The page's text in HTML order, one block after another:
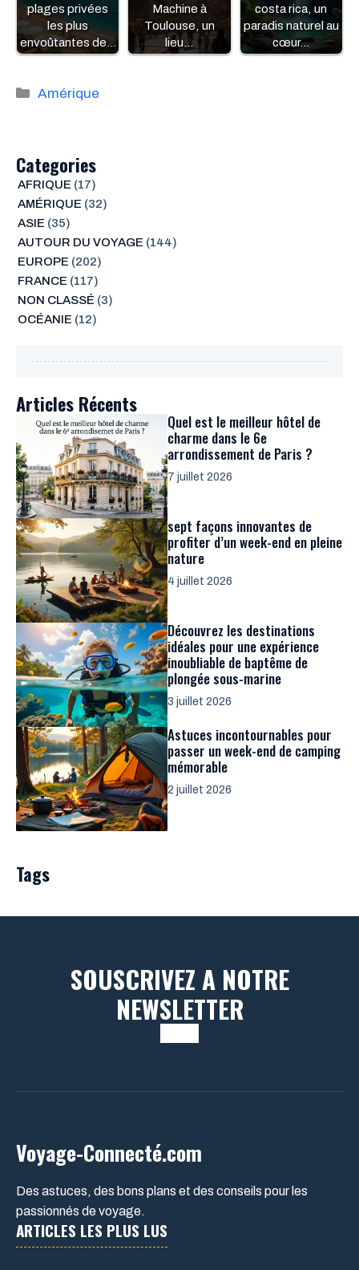
plages privées
les plus
envoûtantes de…
Machine à
Toulouse, un
lieu…
costa rica, un
paradis naturel au
cœur…
Catégories
Amérique
Categories
AFRIQUE (17)
AMÉRIQUE (32)
ASIE (35)
AUTOUR DU VOYAGE (144)
EUROPE (202)
FRANCE (117)
NON CLASSÉ (3)
OCÉANIE (12)
Articles Récents
Quel est le meilleur hôtel de
charme dans le 6e
arrondissement de Paris ?
7 juillet 2026
sept façons innovantes de
profiter d’un week-end en pleine
nature
4 juillet 2026
Découvrez les destinations
idéales pour une expérience
inoubliable de baptême de
plongée sous-marine
3 juillet 2026
Astuces incontournables pour
passer un week-end de camping
mémorable
2 juillet 2026
Tags
SOUSCRIVEZ A NOTRE
NEWSLETTER
Voyage-Connecté.com
Des astuces, des bons plans et des conseils pour les
passionnés de voyage.
ARTICLES LES PLUS LUS